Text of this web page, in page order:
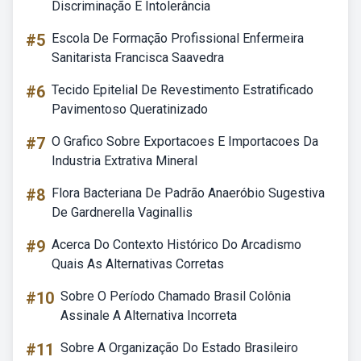
Discriminação E Intolerância
#5 Escola De Formação Profissional Enfermeira
Sanitarista Francisca Saavedra
#6 Tecido Epitelial De Revestimento Estratificado
Pavimentoso Queratinizado
#7 O Grafico Sobre Exportacoes E Importacoes Da
Industria Extrativa Mineral
#8 Flora Bacteriana De Padrão Anaeróbio Sugestiva
De Gardnerella Vaginallis
#9 Acerca Do Contexto Histórico Do Arcadismo
Quais As Alternativas Corretas
#10 Sobre O Período Chamado Brasil Colônia
Assinale A Alternativa Incorreta
#11 Sobre A Organização Do Estado Brasileiro